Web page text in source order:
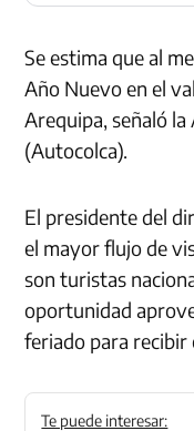
Se estima que al
Año Nuevo en el
Arequipa, señaló
(Autocolca).
El presidente del
el mayor flujo de
son turistas
oportunidad
feriado para recibir
Te puede interesar: